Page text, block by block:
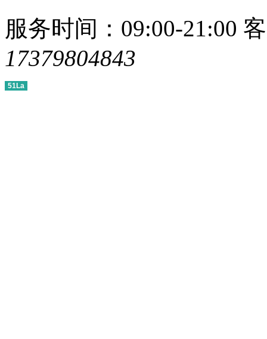
服务时间：09:00-21:00
17379804843
51La